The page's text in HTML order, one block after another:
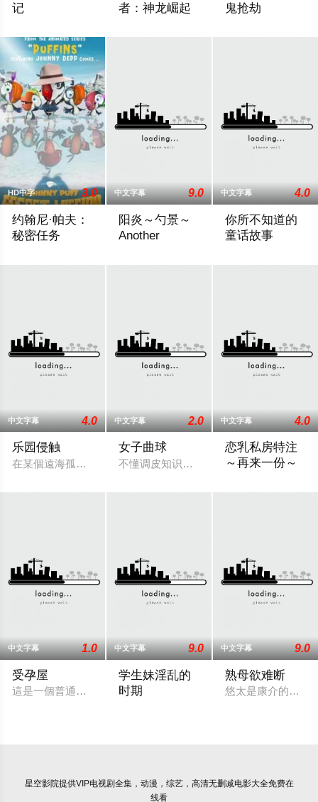
记
者：神龙崛起
鬼抢劫
HD中字 3.0
约翰尼·帕夫：
秘密任务
中文字幕 9.0
阳炎～勺景～
Another
中文字幕 4.0
你所不知道的
童话故事
中文字幕 4.0
乐园侵触
在某個遠海孤島之上，舉辦著新建成高級度假酒店的派對。雀
中文字幕 2.0
女子曲球
不懂调皮知识的白金樱，是一个相信“一
中文字幕 4.0
恋乳私房特注
～再来一份～
中文字幕 1.0
受孕屋
這是一個普通的上班族，通過內射提供精子的故事。寺田曉斗
中文字幕 9.0
学生妹淫乱的
时期
中文字幕 9.0
熟母欲难断
悠太是康介的好友
星空影院提供VIP电视剧全集，动漫，综艺，高清无删减电影大全免费在
线看